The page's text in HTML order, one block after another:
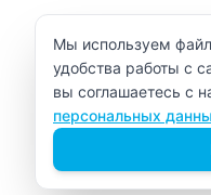
Уведомление об
Мы используем
удобства работы с
вы соглашаетесь с
персональных